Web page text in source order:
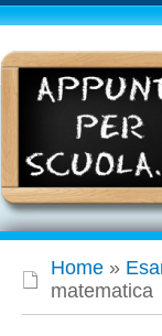
Home »
matematica